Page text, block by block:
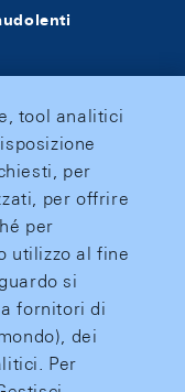
tool analitici
per
per offrire
per
utilizzo al fine
si
fornitori di
dei
Per